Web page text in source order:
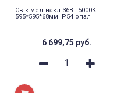
Св-к мед накл 36Вт 5000К
595*595*68мм IP54 опал
6 699,75 руб.